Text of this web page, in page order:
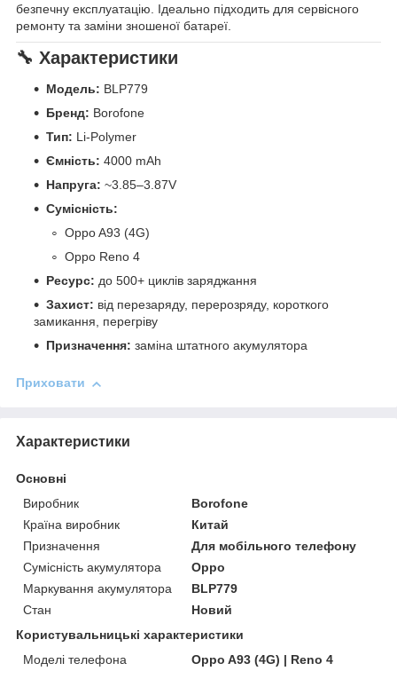
безпечну експлуатацію. Ідеально підходить для сервісного
ремонту та заміни зношеної батареї.
🔧 Характеристики
Модель: BLP779
Бренд: Borofone
Тип: Li-Polymer
Ємність: 4000 mAh
Напруга: ~3.85–3.87V
Сумісність:
Oppo A93 (4G)
Oppo Reno 4
Ресурс: до 500+ циклів заряджання
Захист: від перезаряду, перерозряду, короткого
замикання, перегріву
Призначення: заміна штатного акумулятора
Приховати
Характеристики
Основні
Виробник
Borofone
Країна виробник
Китай
Призначення
Для мобільного телефону
Сумісність акумулятора
Oppo
Маркування акумулятора
BLP779
Стан
Новий
Користувальницькі характеристики
Моделі телефона
Oppo A93 (4G) | Reno 4